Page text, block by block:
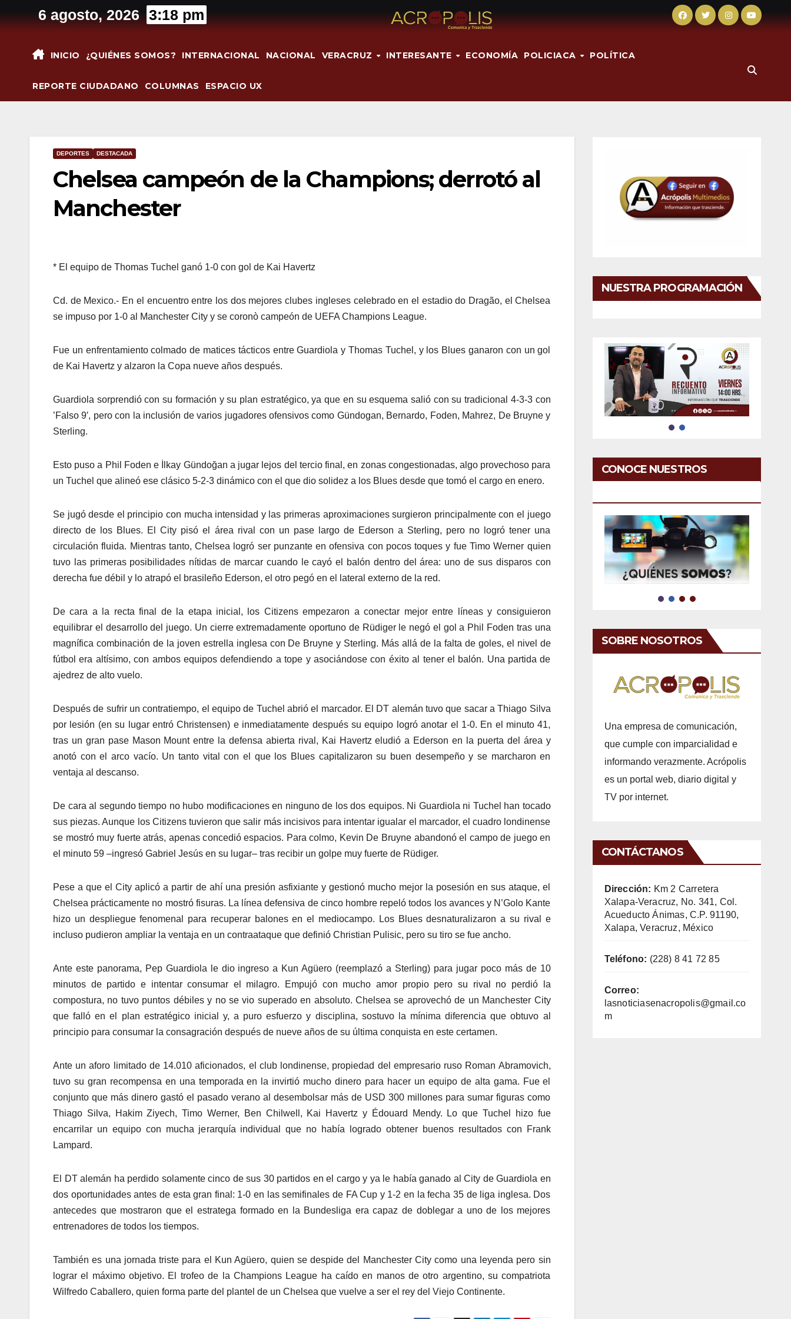
al
6 agosto, 2026 3:18 pm
INICIO ¿QUIÉNES SOMOS? INTERNACIONAL NACIONAL VERACRUZ INTERESANTE ECONOMÍA POLICIACA POLÍTICA
REPORTE CIUDADANO COLUMNAS ESPACIO UX
DEPORTES DESTACADA
Chelsea campeón de la Champions; derrotó al
Manchester
* El equipo de Thomas Tuchel ganó 1-0 con gol de Kai Havertz
Cd. de Mexico.- En el encuentro entre los dos mejores clubes ingleses celebrado en el estadio do Dragão, el Chelsea
se impuso por 1-0 al Manchester City y se coronò campeón de UEFA Champions League.
Fue un enfrentamiento colmado de matices tácticos entre Guardiola y Thomas Tuchel, y los Blues ganaron con un gol
de Kai Havertz y alzaron la Copa nueve años después.
Guardiola sorprendió con su formación y su plan estratégico, ya que en su esquema salió con su tradicional 4-3-3 con
’Falso 9′, pero con la inclusión de varios jugadores ofensivos como Gündogan, Bernardo, Foden, Mahrez, De Bruyne y
Sterling.
Esto puso a Phil Foden e İlkay Gündoğan a jugar lejos del tercio final, en zonas congestionadas, algo provechoso para
un Tuchel que alineó ese clásico 5-2-3 dinámico con el que dio solidez a los Blues desde que tomó el cargo en enero.
Se jugó desde el principio con mucha intensidad y las primeras aproximaciones surgieron principalmente con el juego
directo de los Blues. El City pisó el área rival con un pase largo de Ederson a Sterling, pero no logró tener una
circulación fluida. Mientras tanto, Chelsea logró ser punzante en ofensiva con pocos toques y fue Timo Werner quien
tuvo las primeras posibilidades nítidas de marcar cuando le cayó el balón dentro del área: uno de sus disparos con
derecha fue débil y lo atrapó el brasileño Ederson, el otro pegó en el lateral externo de la red.
De cara a la recta final de la etapa inicial, los Citizens empezaron a conectar mejor entre líneas y consiguieron
equilibrar el desarrollo del juego. Un cierre extremadamente oportuno de Rüdiger le negó el gol a Phil Foden tras una
magnífica combinación de la joven estrella inglesa con De Bruyne y Sterling. Más allá de la falta de goles, el nivel de
fútbol era altísimo, con ambos equipos defendiendo a tope y asociándose con éxito al tener el balón. Una partida de
ajedrez de alto vuelo.
Después de sufrir un contratiempo, el equipo de Tuchel abrió el marcador. El DT alemán tuvo que sacar a Thiago Silva
por lesión (en su lugar entró Christensen) e inmediatamente después su equipo logró anotar el 1-0. En el minuto 41,
tras un gran pase Mason Mount entre la defensa abierta rival, Kai Havertz eludió a Ederson en la puerta del área y
anotó con el arco vacío. Un tanto vital con el que los Blues capitalizaron su buen desempeño y se marcharon en
ventaja al descanso.
De cara al segundo tiempo no hubo modificaciones en ninguno de los dos equipos. Ni Guardiola ni Tuchel han tocado
sus piezas. Aunque los Citizens tuvieron que salir más incisivos para intentar igualar el marcador, el cuadro londinense
se mostró muy fuerte atrás, apenas concedió espacios. Para colmo, Kevin De Bruyne abandonó el campo de juego en
el minuto 59 –ingresó Gabriel Jesús en su lugar– tras recibir un golpe muy fuerte de Rüdiger.
Pese a que el City aplicó a partir de ahí una presión asfixiante y gestionó mucho mejor la posesión en sus ataque, el
Chelsea prácticamente no mostró fisuras. La línea defensiva de cinco hombre repeló todos los avances y N’Golo Kante
hizo un despliegue fenomenal para recuperar balones en el mediocampo. Los Blues desnaturalizaron a su rival e
incluso pudieron ampliar la ventaja en un contraataque que definió Christian Pulisic, pero su tiro se fue ancho.
Ante este panorama, Pep Guardiola le dio ingreso a Kun Agüero (reemplazó a Sterling) para jugar poco más de 10
minutos de partido e intentar consumar el milagro. Empujó con mucho amor propio pero su rival no perdió la
compostura, no tuvo puntos débiles y no se vio superado en absoluto. Chelsea se aprovechó de un Manchester City
que falló en el plan estratégico inicial y, a puro esfuerzo y disciplina, sostuvo la mínima diferencia que obtuvo al
principio para consumar la consagración después de nueve años de su última conquista en este certamen.
Ante un aforo limitado de 14.010 aficionados, el club londinense, propiedad del empresario ruso Roman Abramovich,
tuvo su gran recompensa en una temporada en la invirtió mucho dinero para hacer un equipo de alta gama. Fue el
conjunto que más dinero gastó el pasado verano al desembolsar más de USD 300 millones para sumar figuras como
Thiago Silva, Hakim Ziyech, Timo Werner, Ben Chilwell, Kai Havertz y Édouard Mendy. Lo que Tuchel hizo fue
encarrilar un equipo con mucha jerarquía individual que no había logrado obtener buenos resultados con Frank
Lampard.
El DT alemán ha perdido solamente cinco de sus 30 partidos en el cargo y ya le había ganado al City de Guardiola en
dos oportunidades antes de esta gran final: 1-0 en las semifinales de FA Cup y 1-2 en la fecha 35 de liga inglesa. Dos
antecedes que mostraron que el estratega formado en la Bundesliga era capaz de doblegar a uno de los mejores
entrenadores de todos los tiempos.
También es una jornada triste para el Kun Agüero, quien se despide del Manchester City como una leyenda pero sin
lograr el máximo objetivo. El trofeo de la Champions League ha caído en manos de otro argentino, su compatriota
Wilfredo Caballero, quien forma parte del plantel de un Chelsea que vuelve a ser el rey del Viejo Continente.
NUESTRA PROGRAMACIÓN
CONOCE NUESTROS
SOBRE NOSOTROS
Una empresa de comunicación,
que cumple con imparcialidad e
informando verazmente. Acrópolis
es un portal web, diario digital y
TV por internet.
CONTÁCTANOS
Dirección: Km 2 Carretera
Xalapa-Veracruz, No. 341, Col.
Acueducto Ánimas, C.P. 91190,
Xalapa, Veracruz, México
Teléfono: (228) 8 41 72 85
Correo:
lasnoticiasenacropolis@gmail.co
m